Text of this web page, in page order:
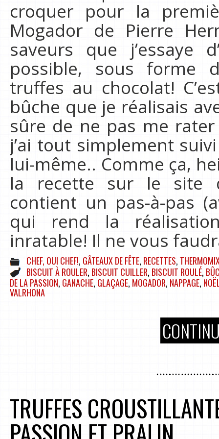
croquer pour la
Mogador de Pierre
saveurs que j’essaye
possible, sous forme
truffes au chocolat!
bûche que je réalisais
sûre de ne pas me
j’ai tout simplement
lui-même.. Comme ça,
la recette sur le site
contient un pas-à-pas
qui rend la
inratable! Il ne vous
CHEF, OUI CHEF!, GÂTEAUX DE FÊTE, RECETTES,
BISCUIT À ROULER, BISCUIT CUILLER, BISCUIT ROULÉ,
DE LA PASSION, GANACHE, GLAÇAGE, MOGADOR, NAPPAGE,
VALRHONA
TRUFFES